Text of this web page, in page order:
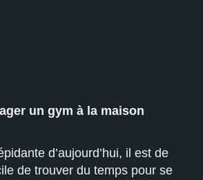
un gym à la maison
d’aujourd’hui, il est de
de trouver du temps pour se